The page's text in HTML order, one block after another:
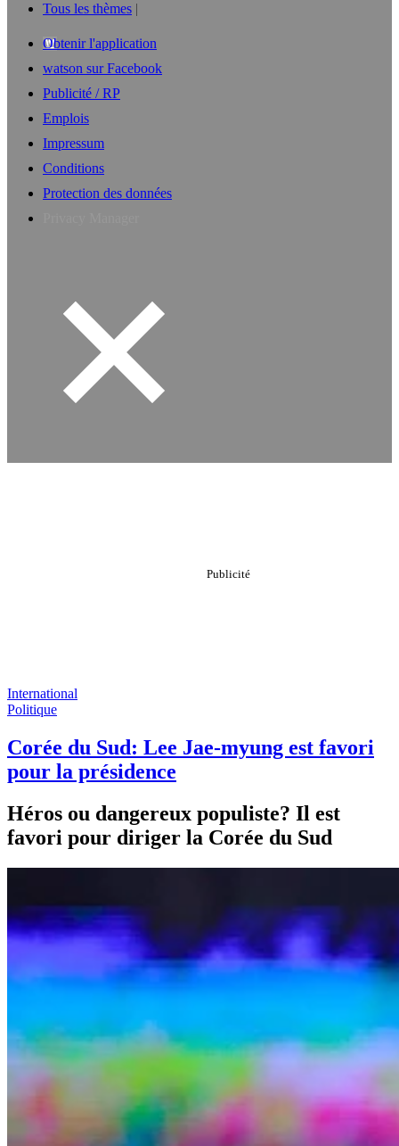
Tous les thèmes
Obtenir l'application
watson sur Facebook
Publicité / RP
Emplois
Impressum
Conditions
Protection des données
International
Politique
Corée du Sud: Lee Jae-myung est favori
pour la présidence
Héros ou dangereux populiste? Il est
favori pour diriger la Corée du Sud